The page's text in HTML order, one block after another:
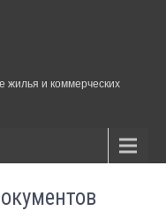
жилья и коммерческих